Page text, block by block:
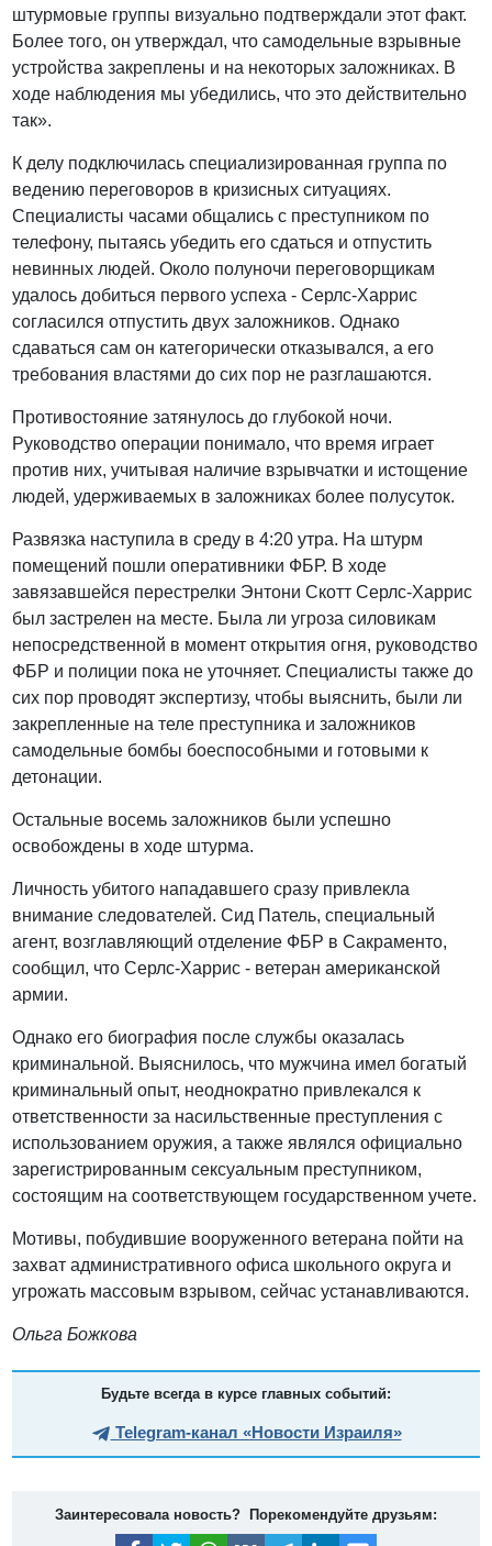
штурмовые группы визуально подтверждали этот факт.
Более того, он утверждал, что самодельные взрывные
устройства закреплены и на некоторых заложниках. В
ходе наблюдения мы убедились, что это действительно
так».
К делу подключилась специализированная группа по
ведению переговоров в кризисных ситуациях.
Специалисты часами общались с преступником по
телефону, пытаясь убедить его сдаться и отпустить
невинных людей. Около полуночи переговорщикам
удалось добиться первого успеха - Серлс-Харрис
согласился отпустить двух заложников. Однако
сдаваться сам он категорически отказывался, а его
требования властями до сих пор не разглашаются.
Противостояние затянулось до глубокой ночи.
Руководство операции понимало, что время играет
против них, учитывая наличие взрывчатки и истощение
людей, удерживаемых в заложниках более полусуток.
Развязка наступила в среду в 4:20 утра. На штурм
помещений пошли оперативники ФБР. В ходе
завязавшейся перестрелки Энтони Скотт Серлс-Харрис
был застрелен на месте. Была ли угроза силовикам
непосредственной в момент открытия огня, руководство
ФБР и полиции пока не уточняет. Специалисты также до
сих пор проводят экспертизу, чтобы выяснить, были ли
закрепленные на теле преступника и заложников
самодельные бомбы боеспособными и готовыми к
детонации.
Остальные восемь заложников были успешно
освобождены в ходе штурма.
Личность убитого нападавшего сразу привлекла
внимание следователей. Сид Патель, специальный
агент, возглавляющий отделение ФБР в Сакраменто,
сообщил, что Серлс-Харрис - ветеран американской
армии.
Однако его биография после службы оказалась
криминальной. Выяснилось, что мужчина имел богатый
криминальный опыт, неоднократно привлекался к
ответственности за насильственные преступления с
использованием оружия, а также являлся официально
зарегистрированным сексуальным преступником,
состоящим на соответствующем государственном учете.
Мотивы, побудившие вооруженного ветерана пойти на
захват административного офиса школьного округа и
угрожать массовым взрывом, сейчас устанавливаются.
Ольга Божкова
Будьте всегда в курсе главных событий:
Telegram-канал «Новости Израиля»
Заинтересовала новость? Порекомендуйте друзьям: